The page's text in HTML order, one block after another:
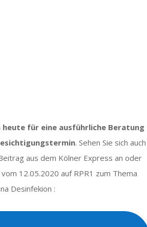
für eine ausführliche Beratung
. Sehen Sie sich auch
aus dem Kölner Express an oder
12.05.2020 auf RPR1 zum Thema
Desinfekion :